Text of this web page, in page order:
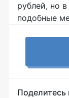
рублей, но
подобные
Поделитесь